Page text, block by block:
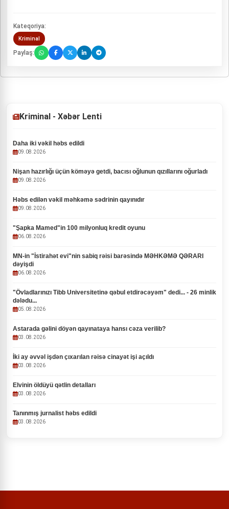
Kateqoriya:
Kriminal
Paylaş:
Kriminal - Xəbər Lenti
Daha iki vəkil həbs edildi
09.08.2026
Nişan hazırlığı üçün köməyə getdi, bacısı oğlunun qızıllarını oğurladı
09.08.2026
Həbs edilən vəkil məhkəmə sədrinin qayınıdır
09.08.2026
"Şapka Mamed"in 100 milyonluq kredit oyunu
06.08.2026
MN-in "İstirahət evi"nin sabiq rəisi barəsində MƏHKƏMƏ QƏRARI
dəyişdi
06.08.2026
"Övladlarınızı Tibb Universitetinə qəbul etdirəcəyəm" dedi... - 26 minlik
dələdu...
05.08.2026
Astarada gəlini döyən qayınataya hansı cəza verilib?
03.08.2026
İki ay əvvəl işdən çıxarılan rəisə cinayət işi açıldı
03.08.2026
Elvinin öldüyü qətlin detalları
03.08.2026
Tanınmış jurnalist həbs edildi
03.08.2026